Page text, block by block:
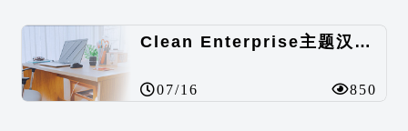
Clean Enterprise主题汉化包
07/16 850